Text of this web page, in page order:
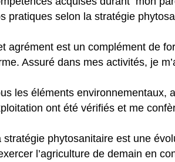
pratiques selon la stratégie
agrément est un complément de
Assuré dans mes activités, je
les éléments environnementaux,
ont été vérifiés et me
stratégie phytosanitaire est une
l’agriculture de demain en